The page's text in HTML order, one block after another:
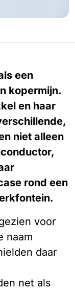
een
kopermijn.
en haar
niet alleen
rond een
voor
naam
daar
net als